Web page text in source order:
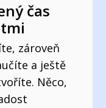
čas
zároveň
a ještě
Něco,